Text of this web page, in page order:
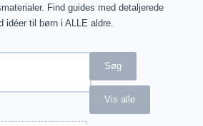
Find guides med detaljerede
idéer til børn i ALLE aldre.